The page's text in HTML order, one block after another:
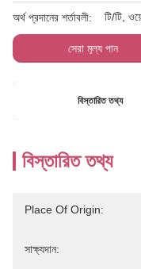
অর্থ প্রদানের শর্তাবলী: টি/টি,
সেরা মূল্য পান
বিস্তারিত তথ্য
বিস্তারিত তথ্য
Place Of Origin:
সাক্ষ্যদান: